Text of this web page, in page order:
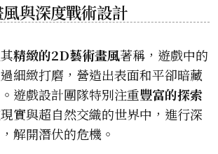
與深度戰術設計
精緻的2D藝術畫風著稱，遊戲中的
細緻打磨，營造出表面和平卻暗藏
遊戲設計團隊特別注重豐富的探索
實與超自然交織的世界中，進行深
解開潛伏的危機。